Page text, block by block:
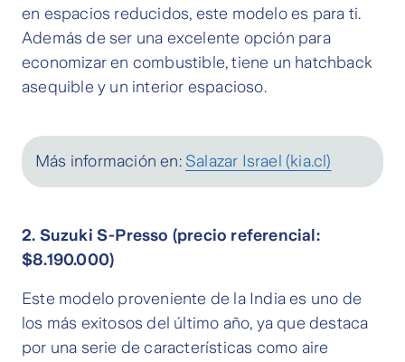
en espacios reducidos, este modelo es para ti.
Además de ser una excelente opción para
economizar en combustible, tiene un hatchback
asequible y un interior espacioso.
Más información en: Salazar Israel (kia.cl)
2. Suzuki S-Presso (precio referencial:
$8.190.000)
Este modelo proveniente de la India es uno de
los más exitosos del último año, ya que destaca
por una serie de características como aire